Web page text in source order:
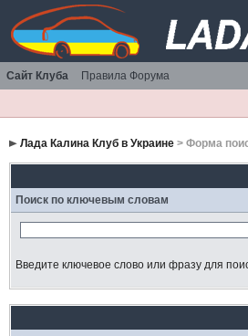
Сайт Клуба Правила Форума
Лада Калина Клуб в Украине> Форма
Поиск по ключевым словам
Введите ключевое слово или фразу для